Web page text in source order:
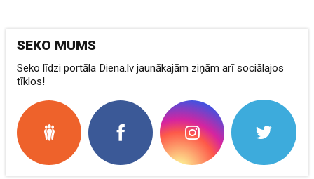
SEKO MUMS
Seko līdzi portāla Diena.lv jaunākajām ziņām arī sociālajos
tīklos!